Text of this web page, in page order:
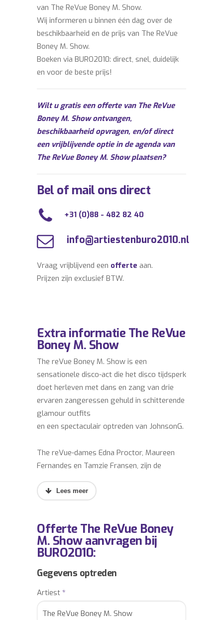
van The ReVue Boney M. Show.
Wij informeren u binnen één dag over de
beschikbaarheid en de prijs van The ReVue
Boney M. Show.
Boeken via BURO2010: direct, snel, duidelijk
en voor de beste prijs!
Wilt u gratis een offerte van The ReVue
Boney M. Show ontvangen,
beschikbaarheid opvragen, en/of direct
een vrijblijvende optie in de agenda van
The ReVue Boney M. Show plaatsen?
Bel of mail ons direct
+31 (0)88 - 482 82 40
info@artiestenburo2010.nl
Vraag vrijblijvend een offerte aan.
Prijzen zijn exclusief BTW.
Extra informatie The ReVue
Boney M. Show
The reVue Boney M. Show is een
sensationele disco-act die het disco tijdsperk
doet herleven met dans en zang van drie
ervaren zangeressen gehuld in schitterende
glamour outfits
en een spectaculair optreden van JohnsonG.
The reVue-dames Edna Proctor, Maureen
Fernandes en Tamzie Fransen, zijn de
voormalige lead en backing zangeressen
van Bobby Farrell’s Boney M. Show! The
Engeland afkomstige zanger johnsonG. Hij
heeft een indrukwekkende carriere
opgebouwd in de Showbizz wereld. Zo deed
hij backing-vocals bij o.a. Lionel Ritchie, Phil
zanger/danser/choreograaf bij diverse TV
zenders in Nederland.
Offerte The ReVue Boney
M. Show aanvragen bij
BURO2010:
Gegevens optreden
Artiest *